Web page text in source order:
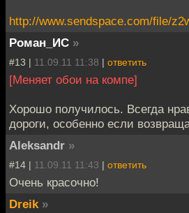
http://www.sendspace.com/file/
Роман_ИС »
#13 | 11.09.11 11:38 | ответить
[Меняет обои на компе]
Хорошо получилось. Всегда
дороги, особенно если
Aleksandr »
#14 | 11.09.11 11:43 | ответить
Очень красочно!
Dreik »